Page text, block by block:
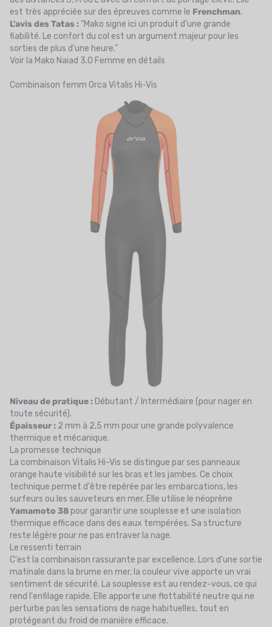
est très appréciée sur des épreuves comme le Frenchman.
L'avis des Tatas : "Mako signe ici un produit d'une grande
fiabilité. Le confort du col est un argument majeur pour les
sorties de plus d'une heure."
Voir la Mako Naiad 3.0 Femme en détails
Combinaison femm Orca Vitalis Hi-Vis
Niveau de pratique : Débutant / Intermédiaire (pour nager en
toute sécurité).
Épaisseur : 2 mm à 2,5 mm pour une grande polyvalence
thermique et mécanique.
La promesse technique
La combinaison Vitalis Hi-Vis se distingue par ses panneaux
orange haute visibilité sur les bras et les jambes. Ce choix
technique permet d'être repérée par les embarcations, les
surfeurs ou les sauveteurs en mer. Elle utilise le néoprène
Yamamoto 38 pour garantir une souplesse et une isolation
thermique efficace dans des eaux tempérées. Sa structure
reste légère pour ne pas entraver la nage.
Le ressenti terrain
C'est la combinaison rassurante par excellence. Lors d'une sortie
matinale dans la brume en mer, la couleur vive apporte un vrai
sentiment de sécurité. La souplesse est au rendez-vous, ce qui
rend l'enfilage rapide. Elle apporte une flottabilité neutre qui ne
perturbe pas les sensations de nage habituelles, tout en
protégeant du froid de manière efficace.